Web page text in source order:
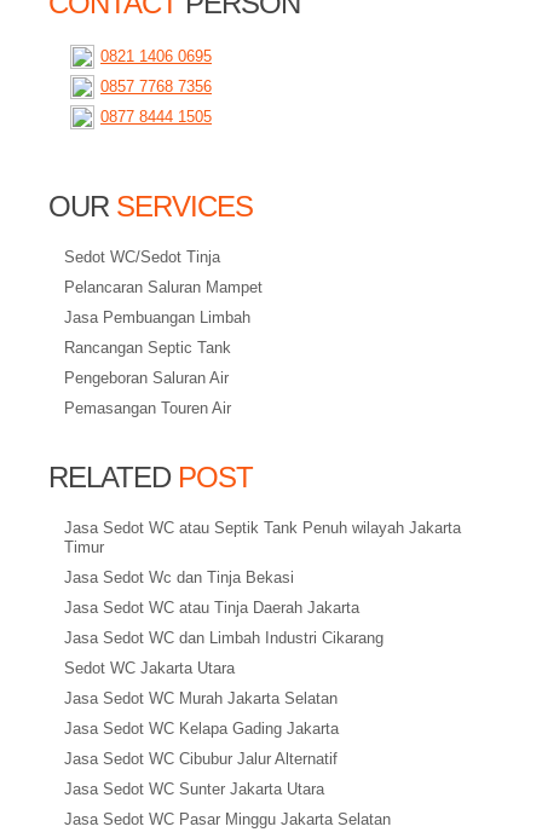
0821 1406 0695
0857 7768 7356
0877 8444 1505
OUR SERVICES
Sedot WC/Sedot Tinja
Pelancaran Saluran Mampet
Jasa Pembuangan Limbah
Rancangan Septic Tank
Pengeboran Saluran Air
Pemasangan Touren Air
RELATED POST
Jasa Sedot WC atau Septik Tank Penuh wilayah Jakarta
Timur
Jasa Sedot Wc dan Tinja Bekasi
Jasa Sedot WC atau Tinja Daerah Jakarta
Jasa Sedot WC dan Limbah Industri Cikarang
Sedot WC Jakarta Utara
Jasa Sedot WC Murah Jakarta Selatan
Jasa Sedot WC Kelapa Gading Jakarta
Jasa Sedot WC Cibubur Jalur Alternatif
Jasa Sedot WC Sunter Jakarta Utara
Jasa Sedot WC Pasar Minggu Jakarta Selatan